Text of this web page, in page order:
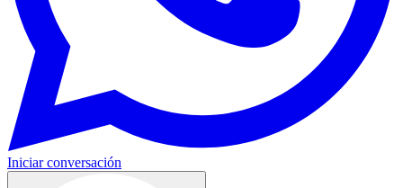
Iniciar conversación